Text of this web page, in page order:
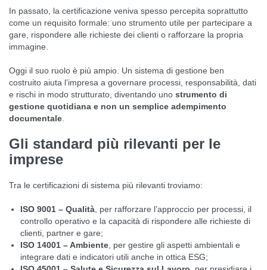
In passato, la certificazione veniva spesso percepita soprattutto
come un requisito formale: uno strumento utile per partecipare a
gare, rispondere alle richieste dei clienti o rafforzare la propria
immagine.
Oggi il suo ruolo è più ampio. Un sistema di gestione ben
costruito aiuta l’impresa a governare processi, responsabilità, dati
e rischi in modo strutturato, diventando uno strumento di
gestione quotidiana e non un semplice adempimento
documentale
Gli standard più rilevanti per le
imprese
Tra le certificazioni di sistema più rilevanti troviamo:
ISO 9001 – Qualità, per rafforzare l’approccio per processi, il
controllo operativo e la capacità di rispondere alle richieste di
clienti, partner e gare;
ISO 14001 – Ambiente, per gestire gli aspetti ambientali e
integrare dati e indicatori utili anche in ottica ESG;